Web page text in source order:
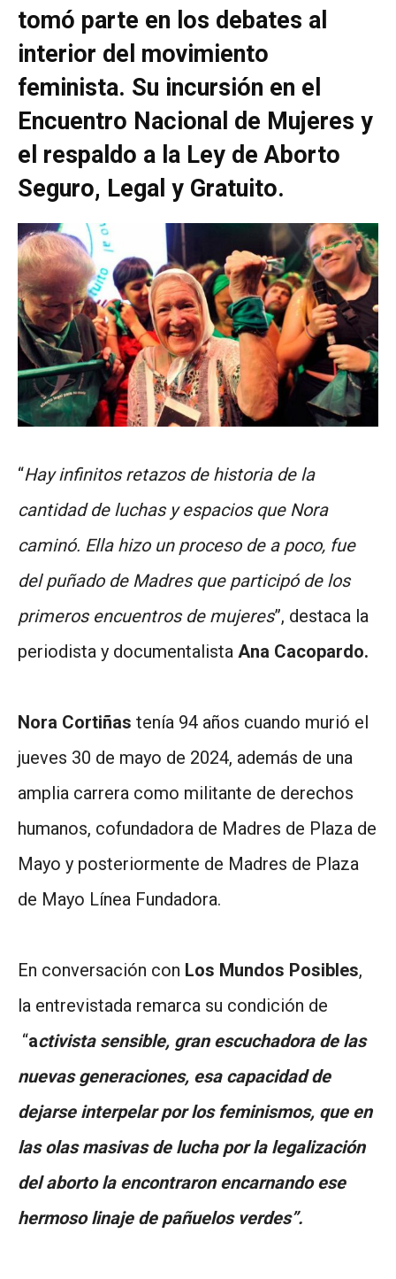
tomó parte en los debates al
interior del movimiento
feminista. Su incursión en el
Encuentro Nacional de Mujeres y
el respaldo a la Ley de Aborto
Seguro, Legal y Gratuito.
“Hay infinitos retazos de historia de la
cantidad de luchas y espacios que Nora
caminó. Ella hizo un proceso de a poco, fue
del puñado de Madres que participó de los
primeros encuentros de mujeres”, destaca la
periodista y documentalista Ana Cacopardo.
Nora Cortiñas tenía 94 años cuando murió el
jueves 30 de mayo de 2024, además de una
amplia carrera como militante de derechos
humanos, cofundadora de Madres de Plaza de
Mayo y posteriormente de Madres de Plaza
de Mayo Línea Fundadora.
En conversación con Los Mundos Posibles,
la entrevistada remarca su condición de
“activista sensible, gran escuchadora de las
nuevas generaciones, esa capacidad de
dejarse interpelar por los feminismos, que en
las olas masivas de lucha por la legalización
del aborto la encontraron encarnando ese
hermoso linaje de pañuelos verdes”.